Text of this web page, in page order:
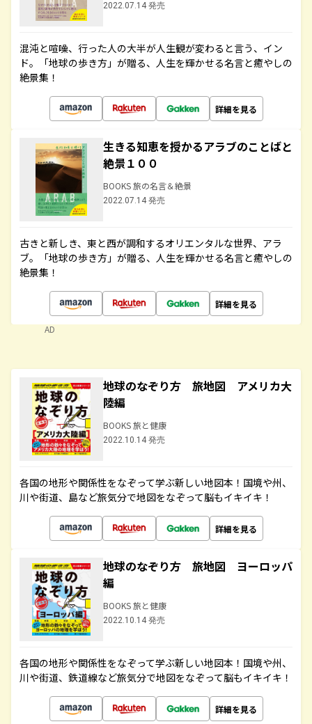
2022.07.14 発売
混沌と喧噪、行った人の大半が人生観が変わると言う、イン
ド。「地球の歩き方」が贈る、人生を輝かせる名言と癒やしの
絶景集！
詳細を見る
生きる知恵を授かるアラブのことばと
絶景１００
BOOKS 旅の名言＆絶景
2022.07.14 発売
古きと新しき、東と西が調和するオリエンタルな世界、アラ
ブ。「地球の歩き方」が贈る、人生を輝かせる名言と癒やしの
絶景集！
詳細を見る
AD
地球のなぞり方 旅地図 アメリカ大
陸編
BOOKS 旅と健康
2022.10.14 発売
各国の地形や関係性をなぞって学ぶ新しい地図本！国境や州、
川や街道、島など旅気分で地図をなぞって脳もイキイキ！
詳細を見る
地球のなぞり方 旅地図 ヨーロッパ
編
BOOKS 旅と健康
2022.10.14 発売
各国の地形や関係性をなぞって学ぶ新しい地図本！国境や州、
川や街道、鉄道線など旅気分で地図をなぞって脳もイキイキ！
詳細を見る